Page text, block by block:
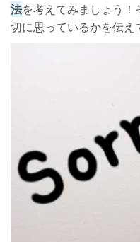
法を考えてみましょう
切に思っているかを伝え